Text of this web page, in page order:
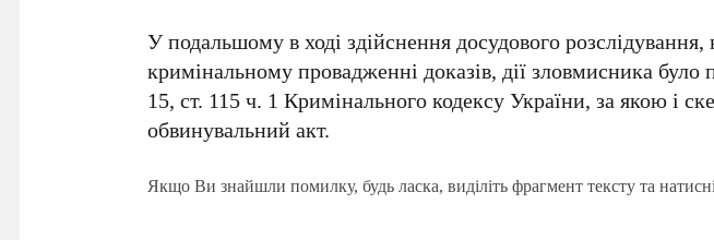
У подальшому в ході здійснення досудового розслідування,
кримінальному провадженні доказів, дії зловмисника було
15, ст. 115 ч. 1 Кримінального кодексу України, за якою і
обвинувальний акт.
Якщо Ви знайшли помилку, будь ласка, виділіть фрагмент тексту та